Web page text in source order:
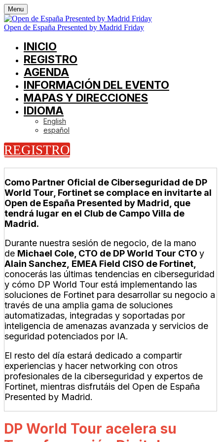
Menu
Open de España Presented by Madrid Friday
INICIO
REGISTRO
AGENDA
INFORMACIÓN DEL EVENTO
MAPAS Y DIRECCIONES
IDIOMA
English
español
REGISTRO
Como Partner Oficial de Ciberseguridad de DP
World Tour, Fortinet se complace en invitarte al
Open de España Presented by Madrid, que
tendrá lugar en el Club de Campo Villa de
Madrid.
Durante nuestra sesión de negocio, de la mano
de Michael Cole, CTO de DP World Tour CTO y
Alain Sanchez, EMEA Field CISO de Fortinet,
conocerás las últimas tendencias en ciberseguridad
y cómo DP World Tour está implementando las
soluciones de Fortinet para desarrollar su negocio a
través de una amplia gama de soluciones
automatizadas, integradas y soportadas por
inteligencia de amenazas avanzada y servicios de
seguridad potenciados por IA.
El resto del día estará dedicado a compartir
experiencias y hacer networking con otros
profesionales de la ciberseguridad y expertos de
Fortinet, mientras disfrutáis del Open de España
Presented by Madrid.
DP World Tour acelera su